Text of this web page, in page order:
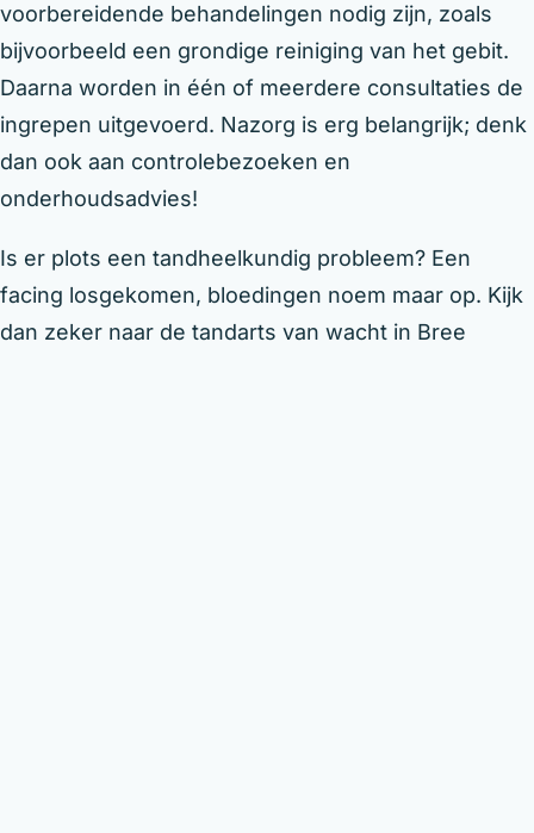
voorbereidende behandelingen nodig zijn, zoals
bijvoorbeeld een grondige reiniging van het gebit.
Daarna worden in één of meerdere consultaties de
ingrepen uitgevoerd. Nazorg is erg belangrijk; denk
dan ook aan controlebezoeken en
onderhoudsadvies!
Is er plots een tandheelkundig probleem? Een
facing losgekomen, bloedingen noem maar op. Kijk
dan zeker naar de tandarts van wacht in Bree